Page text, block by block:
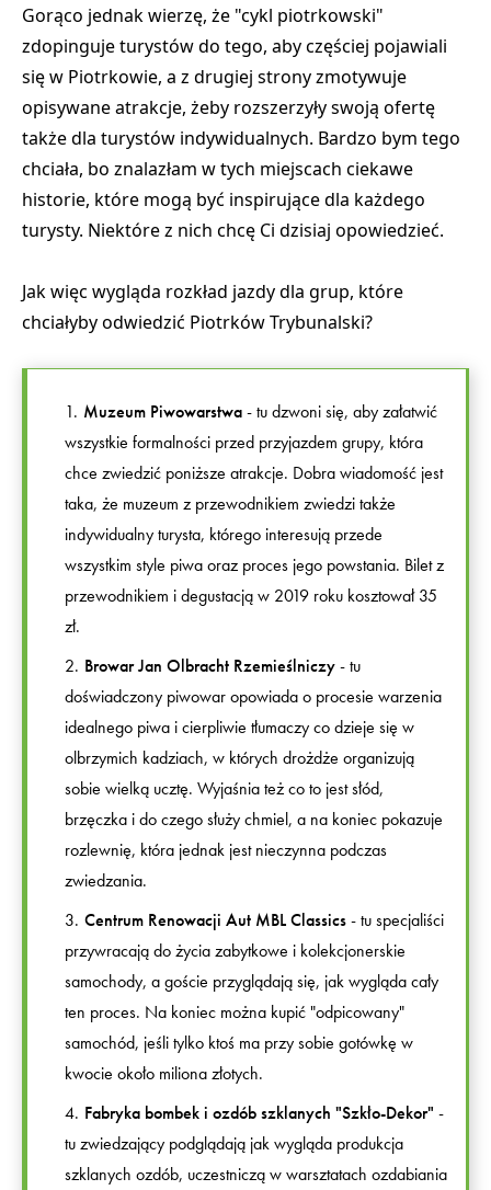
Gorąco jednak wierzę, że "cykl piotrkowski"
zdopinguje turystów do tego, aby częściej pojawiali
się w Piotrkowie, a z drugiej strony zmotywuje
opisywane atrakcje, żeby rozszerzyły swoją ofertę
także dla turystów indywidualnych. Bardzo bym tego
chciała, bo znalazłam w tych miejscach ciekawe
historie, które mogą być inspirujące dla każdego
turysty. Niektóre z nich chcę Ci dzisiaj opowiedzieć.
Jak więc wygląda rozkład jazdy dla grup, które
chciałyby odwiedzić Piotrków Trybunalski?
Muzeum Piwowarstwa- tu dzwoni się, aby załatwić
wszystkie formalności przed przyjazdem grupy, która
chce zwiedzić poniższe atrakcje. Dobra wiadomość jest
taka, że muzeum z przewodnikiem zwiedzi także
indywidualny turysta, którego interesują przede
wszystkim style piwa oraz proces jego powstania. Bilet z
przewodnikiem i degustacją w 2019 roku kosztował 35
zł.
Browar Jan Olbracht Rzemieślniczy- tu
doświadczony piwowar opowiada o procesie warzenia
idealnego piwa i cierpliwie tłumaczy co dzieje się w
olbrzymich kadziach, w których drożdże organizują
sobie wielką ucztę. Wyjaśnia też co to jest słód,
brzęczka i do czego służy chmiel, a na koniec pokazuje
rozlewnię, która jednak jest nieczynna podczas
zwiedzania.
Centrum Renowacji Aut MBL Classics- tu specjaliści
przywracają do życia zabytkowe i kolekcjonerskie
samochody, a goście przyglądają się, jak wygląda cały
ten proces. Na koniec można kupić "odpicowany"
samochód, jeśli tylko ktoś ma przy sobie gotówkę w
kwocie około miliona złotych.
Fabryka bombek i ozdób szklanych "Szkło-Dekor" -
tu zwiedzający podglądają jak wygląda produkcja
szklanych ozdób, uczestniczą w warsztatach ozdabiania